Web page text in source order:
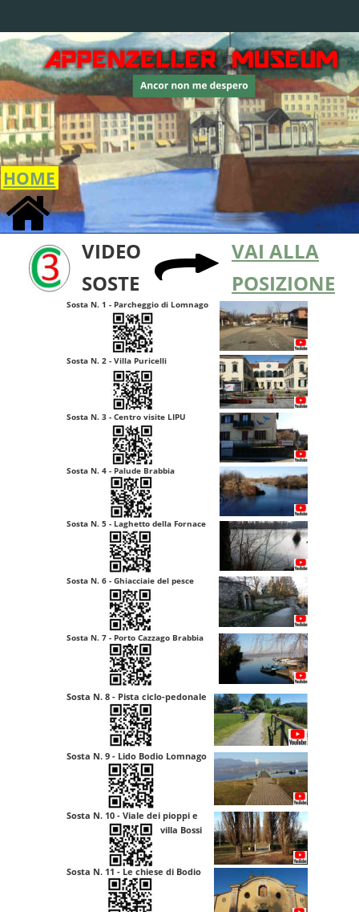
VIDEO
SOSTE
Sosta N. 1 - Parcheggio di Lomnago
Sosta N. 2 - Villa Puricelli
Sosta N. 3 - Centro visite LIPU
Sosta N. 4 - Palude Brabbia
Sosta N. 5 - Laghetto della Fornace
Sosta N. 6 - Ghiacciaie del pesce
Sosta N. 7 - Porto Cazzago Brabbia
Sosta N. 8 - Pista ciclo-pedonale
Sosta N. 9 - Lido Bodio Lomnago
Sosta N. 10 - Viale dei pioppi e
                                       villa Bossi
Sosta N. 11 - Le chiese di Bodio
HOME
VAI ALLA
POSIZIONE